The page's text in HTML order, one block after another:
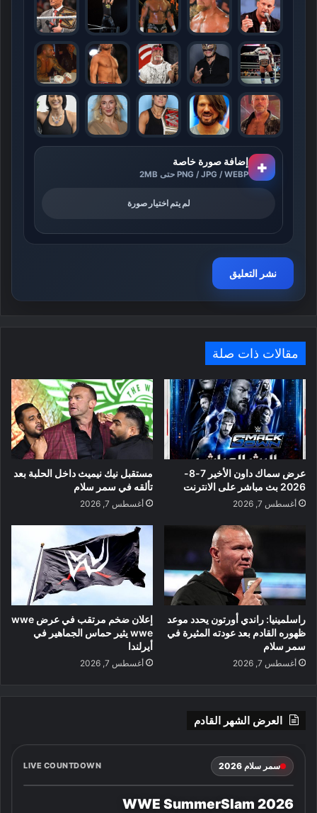
+ إضافة صورة خاصة
PNG / JPG / WEBP حتى 2MB
لم يتم اختيار صورة
مقالات ذات صلة
عرض سماك داون الأخير 7-8-
2026 بث مباشر على الانترنت
أغسطس 7, 2026
مستقبل نيك نيميث داخل الحلبة بعد
تألقه في سمر سلام
أغسطس 7, 2026
راسلمينيا: راندي أورتون يحدد موعد
ظهوره القادم بعد عودته المثيرة في
سمر سلام
أغسطس 7, 2026
إعلان ضخم مرتقب في عرض wwe
wwe يثير حماس الجماهير في
أيرلندا
أغسطس 7, 2026
العرض الشهر القادم
سمر سلام 2026 LIVE COUNTDOWN
WWE SummerSlam 2026